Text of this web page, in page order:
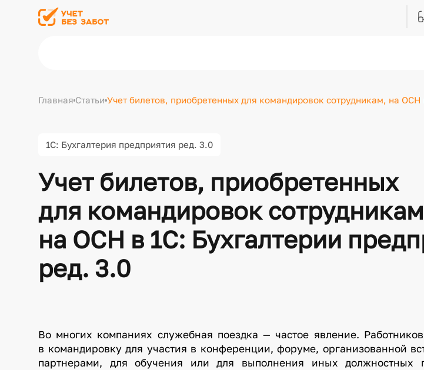
Главная СтатьиУчет билетов, приобретенных для командировок сотрудникам, на ОСН
1С: Бухгалтерия предприятия ред. 3.0
Учет билетов, приобретенных
для командировок
на ОСН в 1С: Бухгалтерии
ред. 3.0
Во многих компаниях служебная поездка — частое явление.
в командировку для участия в конференции, форуме, организованной
партнерами, для обучения или для выполнения иных должностных